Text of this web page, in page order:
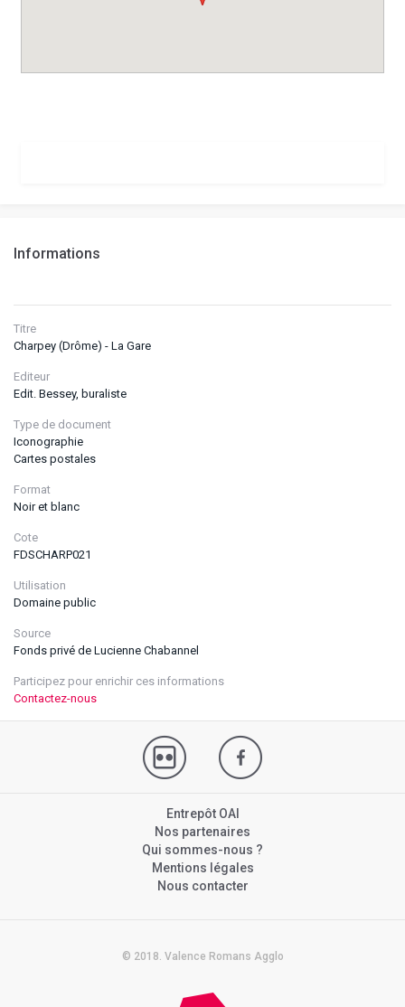
Informations
Titre
Charpey (Drôme) - La Gare
Editeur
Edit. Bessey, buraliste
Type de document
Iconographie
Cartes postales
Format
Noir et blanc
Cote
FDSCHARP021
Utilisation
Domaine public
Source
Fonds privé de Lucienne Chabannel
Participez pour enrichir ces informations
Contactez-nous
Entrepôt OAI
Nos partenaires
Qui sommes-nous ?
Mentions légales
Nous contacter
© 2018. Valence Romans Agglo